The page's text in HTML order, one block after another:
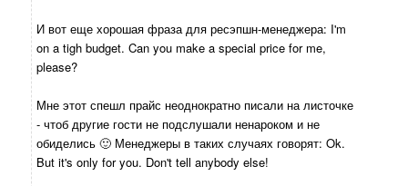
И вот еще хорошая фраза для ресэпшн-менеджера: I'm
on a tigh budget. Can you make a special price for me,
please?
Мне этот спешл прайс неоднократно писали на листочке
- чтоб другие гости не подслушали ненароком и не
обиделись 🙂 Менеджеры в таких случаях говорят: Ok.
But it's only for you. Don't tell anybody else!